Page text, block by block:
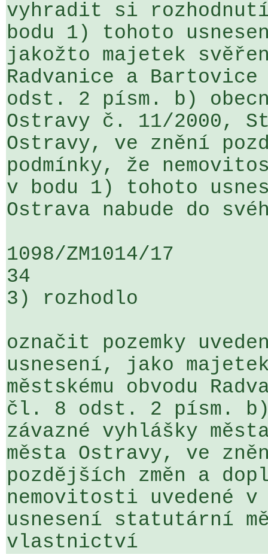
vyhradit si rozhodnutí
bodu 1) tohoto
jakožto majetek
Radvanice a
odst. 2 písm. b)
Ostravy č. 11/2000,
Ostravy, ve znění
podmínky, že
v bodu 1) tohoto
Ostrava nabude do
1098/ZM1014/17
34
3) rozhodlo
označit pozemky
usnesení, jako
městskému obvodu
čl. 8 odst. 2 písm.
závazné vyhlášky
města Ostravy, ve
pozdějších změn a
nemovitosti uvedené
usnesení statutární
vlastnictví